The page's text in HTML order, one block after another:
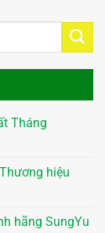
Tháng
hiệu
hãng SungYu